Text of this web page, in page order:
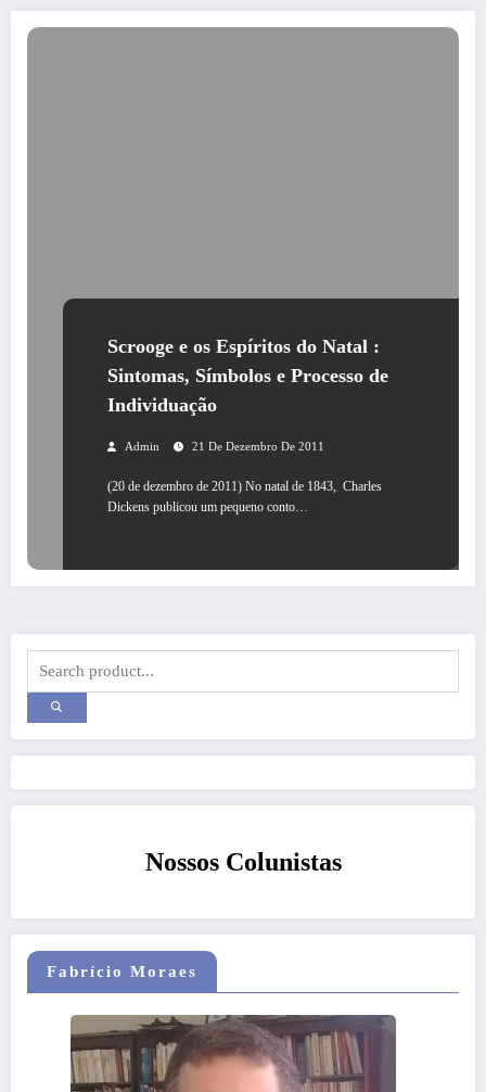
Scrooge e os Espíritos do Natal :
Sintomas, Símbolos e Processo de
Individuação
Admin 21 De Dezembro De 2011
(20 de dezembro de 2011) No natal de 1843, Charles
Dickens publicou um pequeno conto…
Nossos Colunistas
Fabrício Moraes